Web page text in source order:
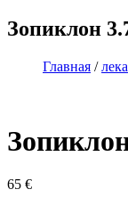
Зопиклон
Главная /
65 €